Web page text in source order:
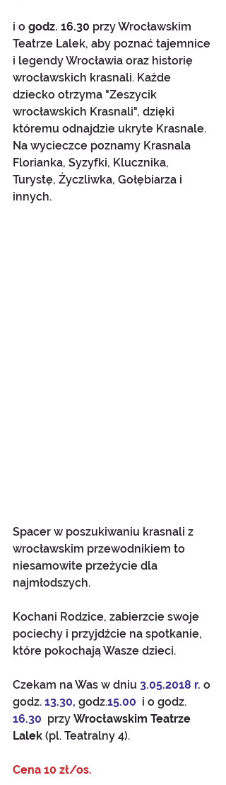
i o godz. 16.30 przy Wrocławskim
Teatrze Lalek, aby poznać tajemnice
i legendy Wrocławia oraz historię
wrocławskich krasnali. Każde
dziecko otrzyma "Zeszycik
wrocławskich Krasnali", dzięki
któremu odnajdzie ukryte Krasnale.
Na wycieczce poznamy Krasnala
Florianka, Syzyfki, Klucznika,
Turystę, Życzliwka, Gołębiarza i
innych.
Spacer w poszukiwaniu krasnali z
wrocławskim przewodnikiem to
niesamowite przeżycie dla
najmłodszych.
Kochani Rodzice, zabierzcie swoje
pociechy i przyjdźcie na spotkanie,
które pokochają Wasze dzieci.
Czekam na Was w dniu 3.05.2018 r. o
godz. 13.30, godz.15.00 i o godz.
16.30 przy Wrocławskim Teatrze
Lalek (pl. Teatralny 4).
Cena 10 zł/os.